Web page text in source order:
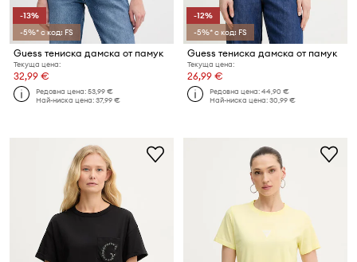
-13%
-5%* с код: FS
Guess тениска дамска от памук
Текуща цена:
32,99 €
Редовна цена:53,99 €
Най-ниска цена:37,99 €
-12%
-5%* с код: FS
Guess тениска дамска от памук
Текуща цена:
26,99 €
Редовна цена:44,90 €
Най-ниска цена:30,99 €